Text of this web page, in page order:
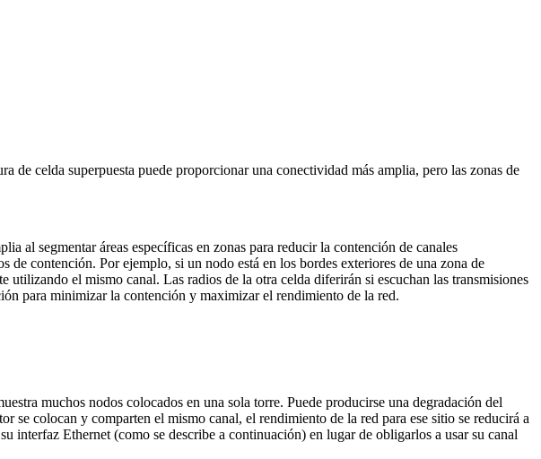
de celda superpuesta puede proporcionar una conectividad más amplia, pero las zonas de
al segmentar áreas específicas en zonas para reducir la contención de canales
contención. Por ejemplo, si un nodo está en los bordes exteriores de una zona de
utilizando el mismo canal. Las radios de la otra celda diferirán si escuchan las transmisiones
para minimizar la contención y maximizar el rendimiento de la red.
muchos nodos colocados en una sola torre. Puede producirse una degradación del
se colocan y comparten el mismo canal, el rendimiento de la red para ese sitio se reducirá a
interfaz Ethernet (como se describe a continuación) en lugar de obligarlos a usar su canal